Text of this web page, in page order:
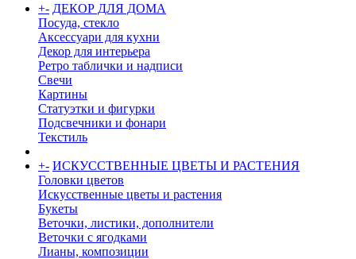
+- ДЕКОР ДЛЯ ДОМА
Посуда, стекло
Аксессуари для кухни
Декор для интерьера
Ретро таблички и надписи
Свечи
Картины
Статуэтки и фигурки
Подсвечники и фонари
Текстиль
+- ИСКУССТВЕННЫЕ ЦВЕТЫ И РАСТЕНИЯ
Головки цветов
Искусственные цветы и растения
Букеты
Веточки, листики, дополнители
Веточки с ягодками
Лианы, композиции